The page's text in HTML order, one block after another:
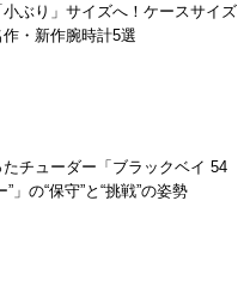
ぶり」サイズへ！ケースサイズ
・新作腕時計5選
チューダー「ブラックベイ 54
」の“保守”と“挑戦”の姿勢